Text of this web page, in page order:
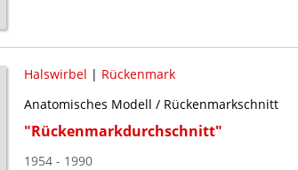
Halswirbel | Rückenmark
Anatomisches Modell / Rückenmarkschnitt
"Rückenmarkdurchschnitt"
1954 - 1990